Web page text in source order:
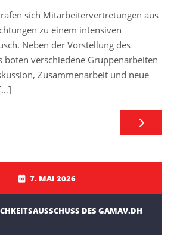
sich Mitarbeitervertretungen aus
zu einem intensiven
Neben der Vorstellung des
boten verschiedene Gruppenarbeiten
Zusammenarbeit und neue
7. MAI 2026
DES GAMAV.DH